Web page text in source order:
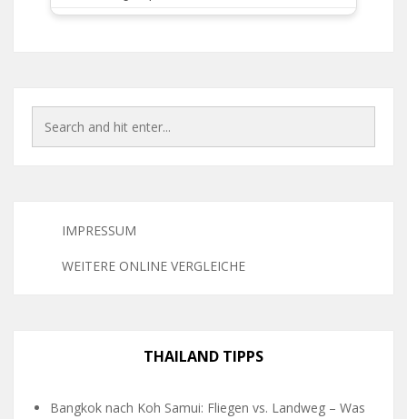
IMPRESSUM
WEITERE ONLINE VERGLEICHE
THAILAND TIPPS
Bangkok nach Koh Samui: Fliegen vs. Landweg – Was